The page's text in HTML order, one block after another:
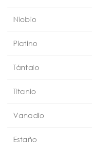
Niobio
Platino
Tántalo
Titanio
Vanadio
Estaño